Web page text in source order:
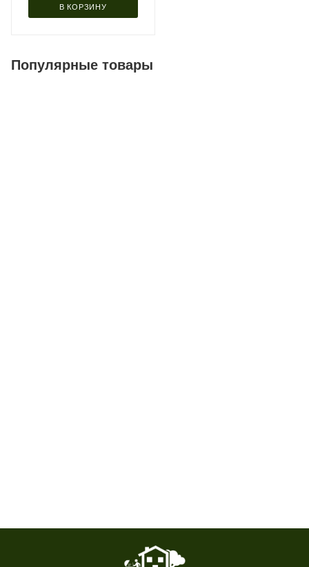
В КОРЗИНУ
Популярные товары